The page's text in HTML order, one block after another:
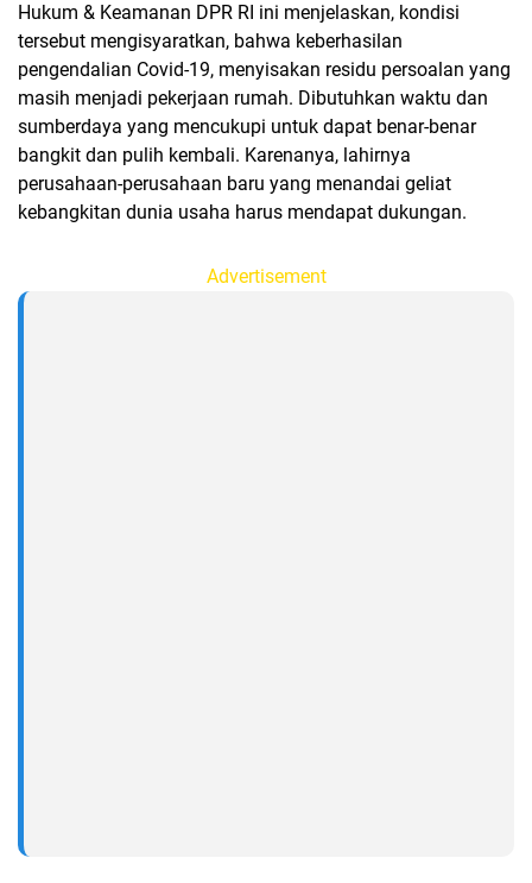
Hukum & Keamanan DPR RI ini menjelaskan, kondisi
tersebut mengisyaratkan, bahwa keberhasilan
pengendalian Covid-19, menyisakan residu persoalan yang
masih menjadi pekerjaan rumah. Dibutuhkan waktu dan
sumberdaya yang mencukupi untuk dapat benar-benar
bangkit dan pulih kembali. Karenanya, lahirnya
perusahaan-perusahaan baru yang menandai geliat
kebangkitan dunia usaha harus mendapat dukungan.
Advertisement